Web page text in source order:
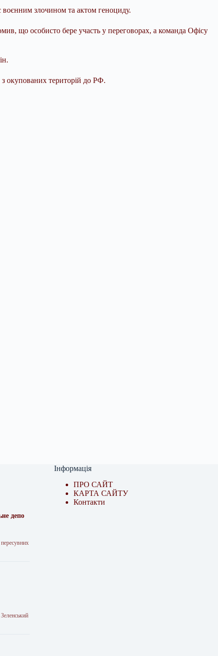
воєнним злочином та актом геноциду.
що особисто бере участь у переговорах, а команда Офісу
з окупованих територій до РФ.
депо
Інформація
ПРО САЙТ
КАРТА САЙТУ
Контакти